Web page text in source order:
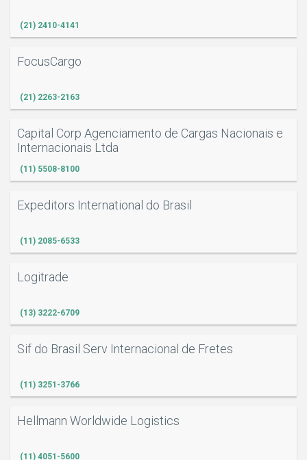
(21) 2410-4141
FocusCargo
(21) 2263-2163
Capital Corp Agenciamento de Cargas Nacionais e
Internacionais Ltda
(11) 5508-8100
Expeditors International do Brasil
(11) 2085-6533
Logitrade
(13) 3222-6709
Sif do Brasil Serv Internacional de Fretes
(11) 3251-3766
Hellmann Worldwide Logistics
(11) 4051-5600